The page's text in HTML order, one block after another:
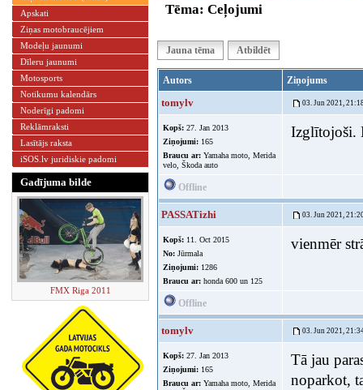
Apskati
Ziņas motobraucējiem
Modeļu jaunumi
Dīleru jaunumi
Motosports
Notikumu kalendārs
Noderīgi padomi
Reklāmraksti
Lasītājs raksta
iSOS.lv juridiskie padomi
Gadījuma bilde
FMX Riga 2011
Tēma: Ceļojumi
Jauna tēma Atbildēt
Autors Ziņojums
tomylv 03. Jun 2021,
Kopš: 27. Jan 2013
Ziņojumi: 165
Braucu ar: Yamaha moto, Merida
velo, Škoda auto
Izglītojoši.
Offline
PASSATizhi 03. Jun 2021,
Kopš: 11. Oct 2015
No: Jūrmala
Ziņojumi: 1286
Braucu ar: honda 600 un 125
vienmēr
Offline
tomylv 03. Jun 2021,
Kopš: 27. Jan 2013
Ziņojumi: 165
Braucu ar: Yamaha moto, Merida
Tā jau
noparkot,